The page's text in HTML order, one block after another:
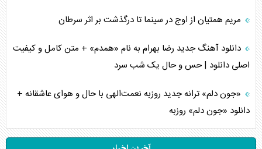
مریم همتیان از اوج در سینما تا درگذشت بر اثر سرطان
دانلود آهنگ جدید رضا بهرام به نام «همدم» + متن کامل و کیفیت
اصلی دانلود | حس و حال یک شب سرد
«جون دلم» ترانه جدید روزبه نعمت‌الهی با حال و هوای عاشقانه +
دانلود «جون دلم» روزبه